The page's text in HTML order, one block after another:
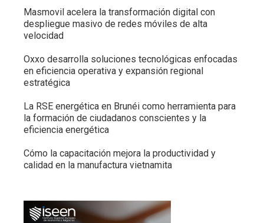
Masmovil acelera la transformación digital con
despliegue masivo de redes móviles de alta
velocidad
Oxxo desarrolla soluciones tecnológicas enfocadas
en eficiencia operativa y expansión regional
estratégica
La RSE energética en Brunéi como herramienta para
la formación de ciudadanos conscientes y la
eficiencia energética
Cómo la capacitación mejora la productividad y
calidad en la manufactura vietnamita